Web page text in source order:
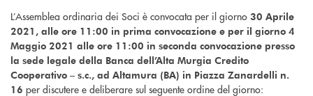
L’Assemblea ordinaria dei Soci è convocata per il giorno 30 Aprile
2021, alle ore 11:00 in prima convocazione e per il giorno 4
Maggio 2021 alle ore 11:00 in seconda convocazione presso
la sede legale della Banca dell’Alta Murgia Credito
Cooperativo – s.c., ad Altamura (BA) in Piazza Zanardelli n.
16 per discutere e deliberare sul seguente ordine del giorno: